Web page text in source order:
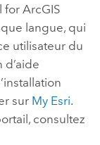
for ArcGIS
langue, qui
utilisateur du
sur My Esri.
consultez